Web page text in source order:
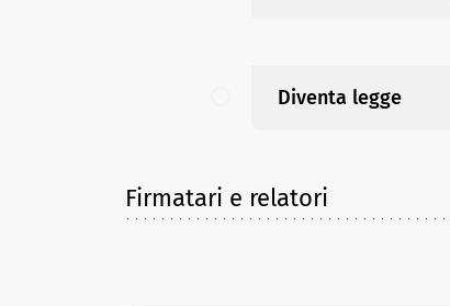
Diventa legge
Firmatari e relatori